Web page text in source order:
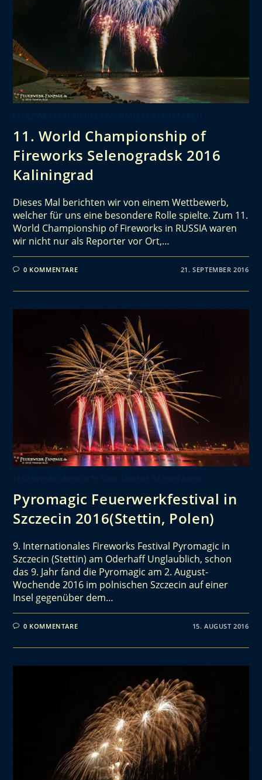
11. World Championship of
Fireworks Selenogradsk 2016
Kaliningrad
Dieses Mal berichten wir von einem Wettbewerb,
welcher für uns eine besondere Rolle spielte. Zum 11.
World Championship of Fireworks in RUSSIA waren
wir nicht nur als Reporter vor Ort,…
0 KOMMENTARE 21. SEPTEMBER 2016
Pyromagic Feuerwerkfestival in
Szczecin 2016(Stettin, Polen)
9. Internationales Fireworks Festival Pyromagic in
Szczecin (Stettin) am Oderhaff Unglaublich, schon
das 9. Jahr fand die Pyromagic am 2. August-
Wochende 2016 im polnischen Szczecin auf einer
Insel gegenüber dem…
0 KOMMENTARE 15. AUGUST 2016